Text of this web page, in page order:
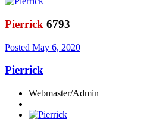
Pierrick 6793
Posted May 6, 2020
Pierrick
Webmaster/Admin